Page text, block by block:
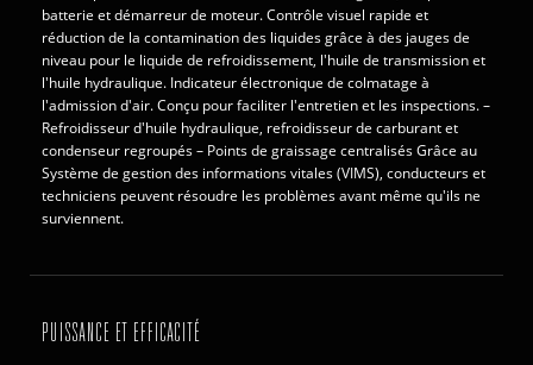
batterie et démarreur de moteur. Contrôle visuel rapide et
réduction de la contamination des liquides grâce à des jauges de
niveau pour le liquide de refroidissement, l'huile de transmission et
l'huile hydraulique. Indicateur électronique de colmatage à
l'admission d'air. Conçu pour faciliter l'entretien et les inspections. –
Refroidisseur d'huile hydraulique, refroidisseur de carburant et
condenseur regroupés – Points de graissage centralisés Grâce au
Système de gestion des informations vitales (VIMS), conducteurs et
techniciens peuvent résoudre les problèmes avant même qu'ils ne
surviennent.
PUISSANCE ET EFFICACITÉ